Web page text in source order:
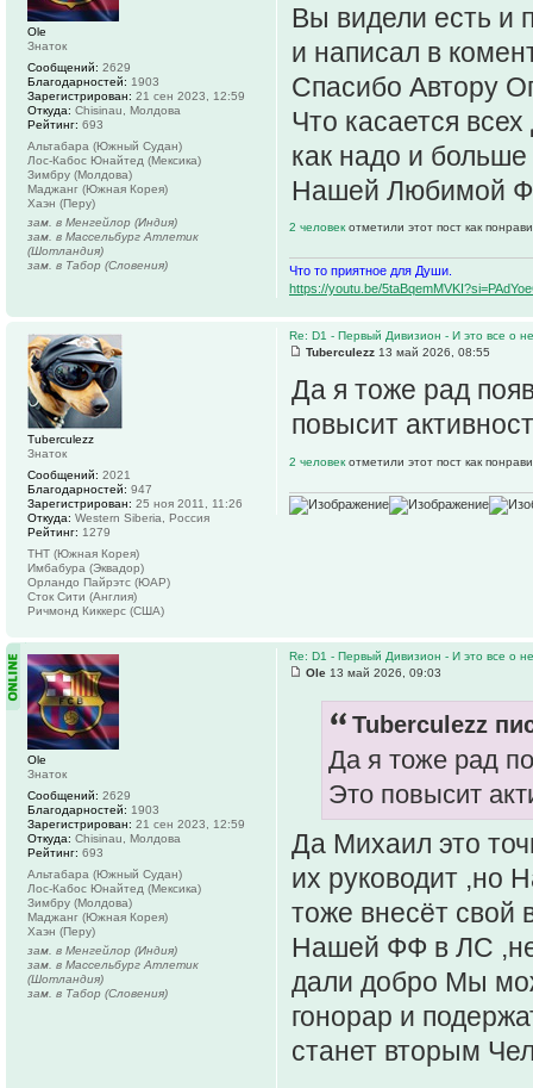
Вы видели есть и
и написал в
Спасибо Автору
Что касается
как надо и
Нашей Любимой
2 человек отметили этот пост как
Что то приятное для Души.
https://youtu.be/
Ole
Знаток
Сообщений: 2629
Благодарностей: 1903
Зарегистрирован: 21 сен 2023, 12:59
Откуда: Chisinau, Молдова
Рейтинг: 693
Альтабара (Южный Судан)
Лос-Кабос Юнайтед (Мексика)
Зимбру (Молдова)
Маджанг (Южная Корея)
Хаэн (Перу)
зам. в Менгейлор (Индия)
зам. в Массельбург Атлетик
(Шотландия)
зам. в Табор (Словения)
Re: D1 - Первый Дивизион - И это все о
Tuberculezz 13 май 2026, 08:55
Да я тоже рад
повысит
2 человек отметили этот пост как
Tuberculezz
Знаток
Сообщений: 2021
Благодарностей: 947
Зарегистрирован: 25 ноя 2011, 11:26
Откуда: Western Siberia, Россия
Рейтинг: 1279
ТНТ (Южная Корея)
Имбабура (Эквадор)
Орландо Пайрэтс (ЮАР)
Сток Сити (Англия)
Ричмонд Киккерс (США)
Re: D1 - Первый Дивизион - И это все о
Ole 13 май 2026, 09:03
Tuberculezz
Да я тоже рад
Это повысит
Да Михаил это
их руководит ,но
тоже внесёт свой
Нашей ФФ в ЛС ,не
дали добро Мы
гонорар и
станет вторым
Ole
Знаток
Сообщений: 2629
Благодарностей: 1903
Зарегистрирован: 21 сен 2023, 12:59
Откуда: Chisinau, Молдова
Рейтинг: 693
Альтабара (Южный Судан)
Лос-Кабос Юнайтед (Мексика)
Зимбру (Молдова)
Маджанг (Южная Корея)
Хаэн (Перу)
зам. в Менгейлор (Индия)
зам. в Массельбург Атлетик
(Шотландия)
зам. в Табор (Словения)